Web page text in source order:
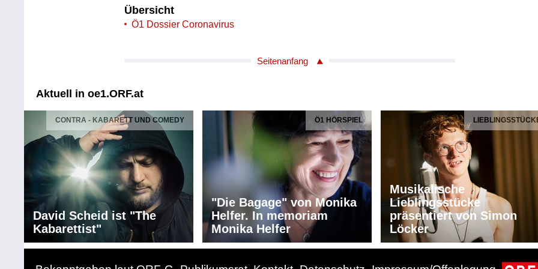
Übersicht
Ö1 Dossier Coronavirus
Seitenanfang
Aktuell in oe1.ORF.at
CONTRA - KABARETT UND COMEDY
David Scheid ist "The
Kabarettist"
Ö1 HÖRSPIEL
"Die Bagage" von Monika
Helfer. In memoriam
Monika Helfer
Musikalische
Lieblingsstücke
präsentiert von Simon
Löcker